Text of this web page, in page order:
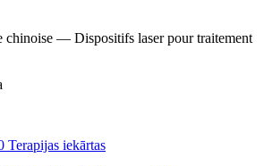
chinoise — Dispositifs laser pour traitement
Terapijas iekārtas